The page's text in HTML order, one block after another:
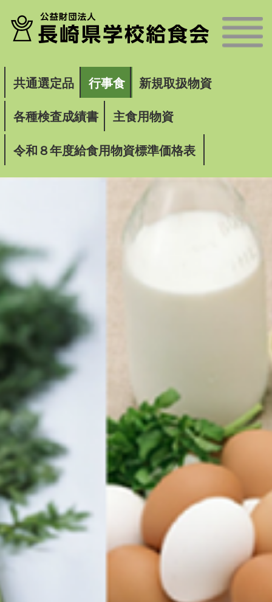
共通選定品 行事食
新規取扱物資
各種検査成績書
主食用物資
令和８年度給食用物資標準価格表